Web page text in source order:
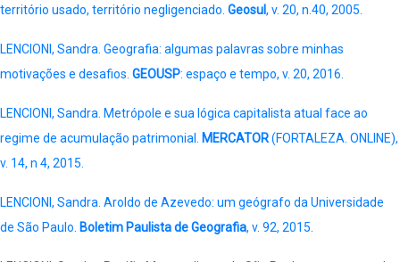
território usado, território negligenciado. Geosul, v. 20, n.40, 2005.
LENCIONI, Sandra. Geografia: algumas palavras sobre minhas
motivações e desafios. GEOUSP: espaço e tempo, v. 20, 2016.
LENCIONI, Sandra. Metrópole e sua lógica capitalista atual face ao
regime de acumulação patrimonial.
MERCATOR(FORTALEZA. ONLINE),
v. 14, n 4, 2015.
LENCIONI, Sandra. Aroldo de Azevedo: um geógrafo da Universidade
de São Paulo. Boletim Paulista de Geografia, v. 92, 2015.